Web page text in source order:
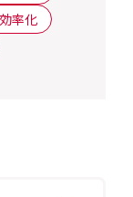
率化